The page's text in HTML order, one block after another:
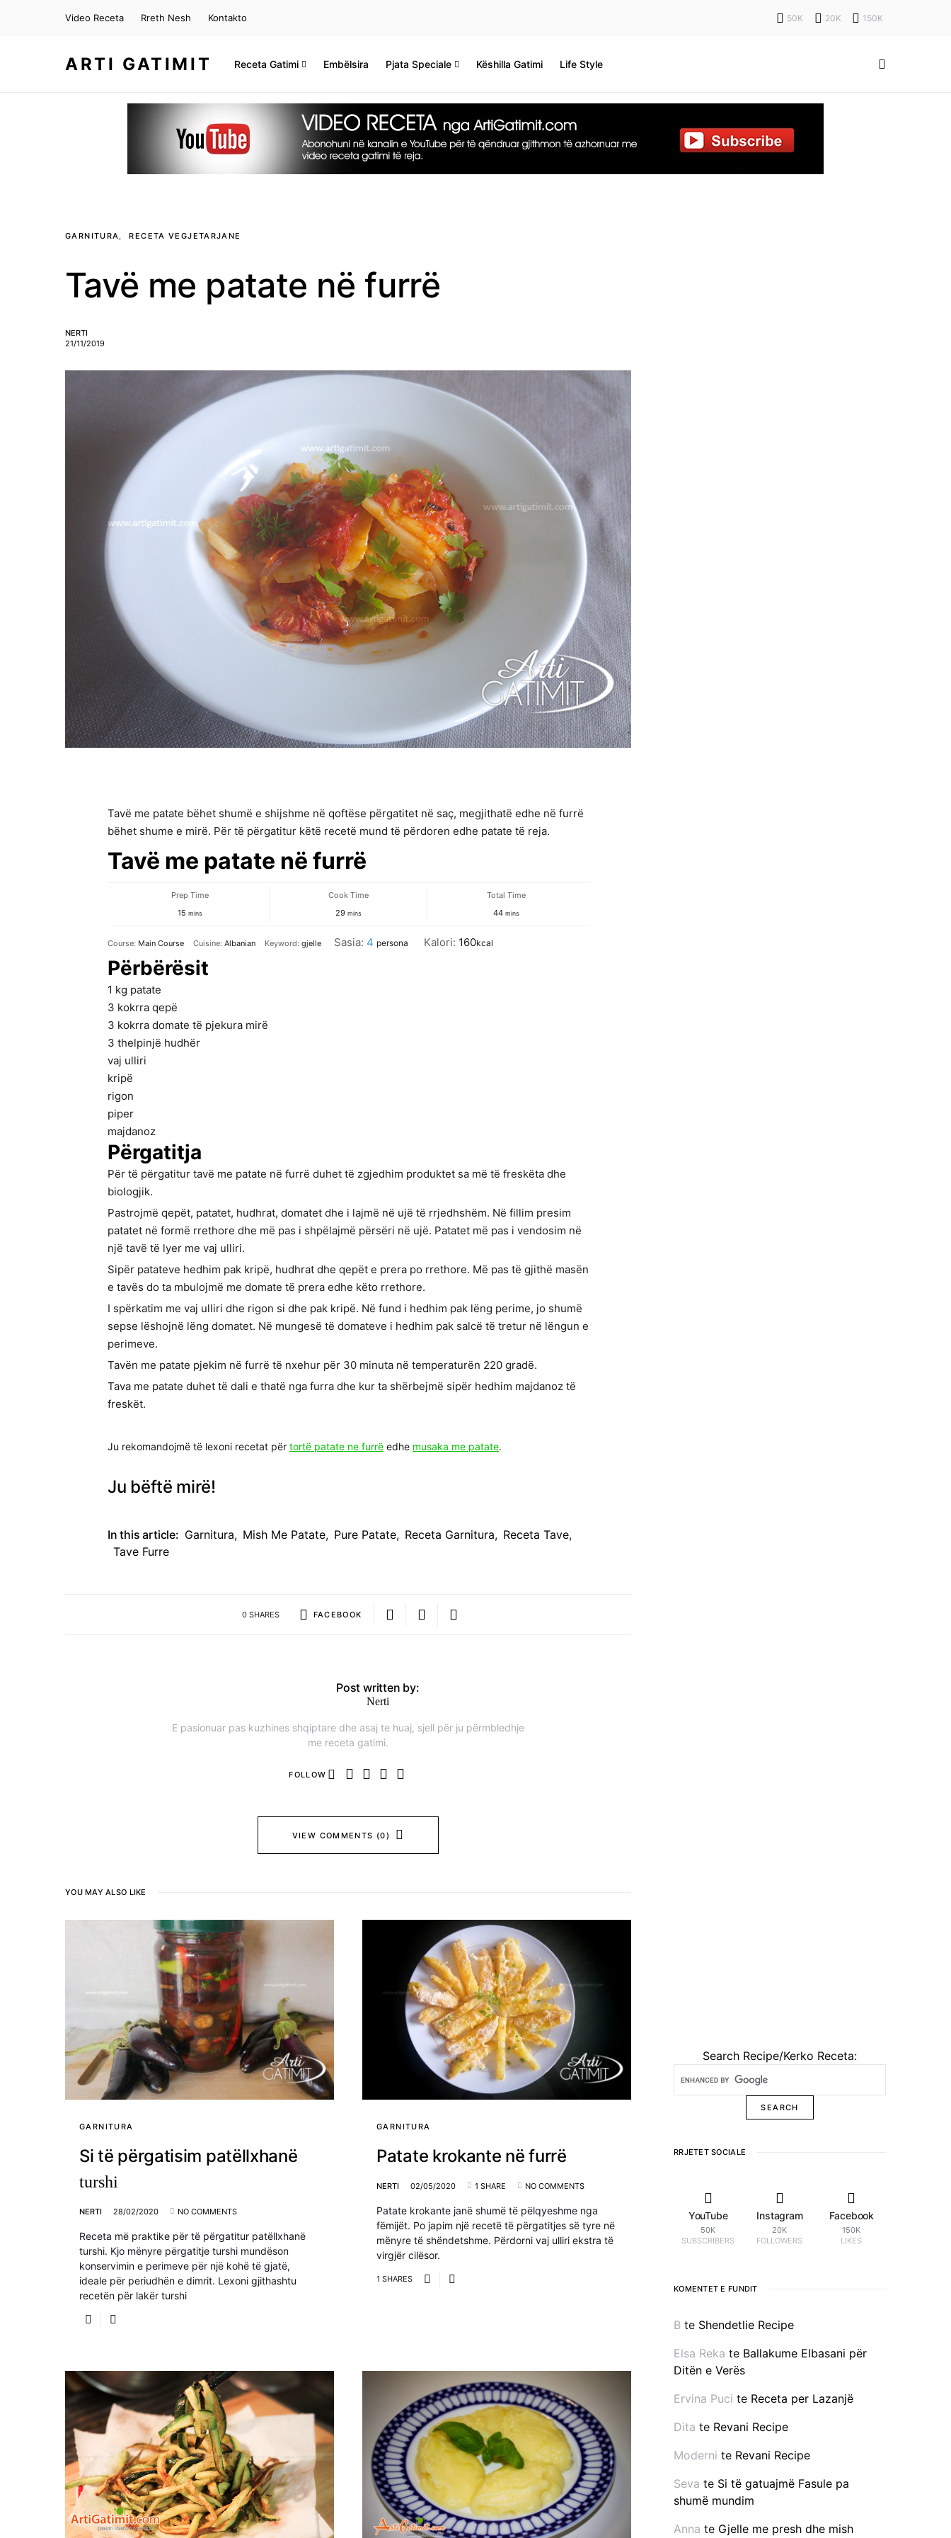
Video Receta Rreth Nesh Kontakto 50K 20K 150K
ARTI GATIMIT Receta Gatimi Embëlsira Pjata Speciale Këshilla Gatimi Life Style
GARNITURA RECETA VEGJETARJANE
Tavë me patate në furrë
NERTI
21/11/2019
Tavë me patate bëhet shumë e shijshme në qoftëse përgatitet në saç, megjithatë edhe në furrë
bëhet shume e mirë. Për të përgatitur këtë recetë mund të përdoren edhe patate të reja.
Tavë me patate në furrë
Prep Time
15minutes
mins
Cook Time
29minutes
mins
Total Time
44minutes
mins
Course: Main Course Cuisine:Albanian Keyword:gjelle Sasia: 4 persona Kalori: 160kcal
Përbërësit
1 kg patate
3 kokrra qepë
3 kokrra domate të pjekura mirë
3 thelpinjë hudhër
vaj ulliri
kripë
rigon
piper
majdanoz
Përgatitja
Për të përgatitur tavë me patate në furrë duhet të zgjedhim produktet sa më të freskëta dhe
biologjik.
Pastrojmë qepët, patatet, hudhrat, domatet dhe i lajmë në ujë të rrjedhshëm. Në fillim presim
patatet në formë rrethore dhe më pas i shpëlajmë përsëri në ujë. Patatet më pas i vendosim në
një tavë të lyer me vaj ulliri.
Sipër patateve hedhim pak kripë, hudhrat dhe qepët e prera po rrethore. Më pas të gjithë masën
e tavës do ta mbulojmë me domate të prera edhe këto rrethore.
I spërkatim me vaj ulliri dhe rigon si dhe pak kripë. Në fund i hedhim pak lëng perime, jo shumë
sepse lëshojnë lëng domatet. Në mungesë të domateve i hedhim pak salcë të tretur në lëngun e
perimeve.
Tavën me patate pjekim në furrë të nxehur për 30 minuta në temperaturën 220 gradë.
Tava me patate duhet të dali e thatë nga furra dhe kur ta shërbejmë sipër hedhim majdanoz të
freskët.
Ju rekomandojmë të lexoni recetat për tortë patate ne furrë edhe musaka me patate.
Ju bëftë mirë!
In this article: Garnitura, Mish Me Patate, Pure Patate, Receta Garnitura, Receta Tave,
Tave Furre
0 SHARES FACEBOOK
Post written by:
Nerti
E pasionuar pas kuzhines shqiptare dhe asaj te huaj, sjell për ju përmbledhje
me receta gatimi.
FOLLOW
VIEW COMMENTS (0)
YOU MAY ALSO LIKE
GARNITURA
Si të përgatisim patëllxhanë
turshi
NERTI 28/02/2020 NO COMMENTS
Receta më praktike për të përgatitur patëllxhanë
turshi. Kjo mënyre përgatitje turshi mundëson
konservimin e perimeve për një kohë të gjatë,
ideale për periudhën e dimrit. Lexoni gjithashtu
recetën për lakër turshi
GARNITURA
Patate krokante në furrë
NERTI 02/05/2020 1 SHARE NO COMMENTS
Patate krokante janë shumë të pëlqyeshme nga
fëmijët. Po japim një recetë të përgatitjes së tyre në
mënyre të shëndetshme. Përdorni vaj ulliri ekstra të
virgjër cilësor.
1 SHARES
Search Recipe/Kerko Receta:
RRJETET SOCIALE
YouTube
50K
SUBSCRIBERS
Instagram
20K
FOLLOWERS
Facebook
150K
LIKES
KOMENTET E FUNDIT
B te Shendetlie Recipe
Elsa Reka te Ballakume Elbasani për
Ditën e Verës
Ervina Puci te Receta per Lazanjë
Dita te Revani Recipe
Moderni te Revani Recipe
Seva te Si të gatuajmë Fasule pa
shumë mundim
Anna te Gjelle me presh dhe mish